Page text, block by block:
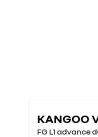
KANGOO
FG L1 advance